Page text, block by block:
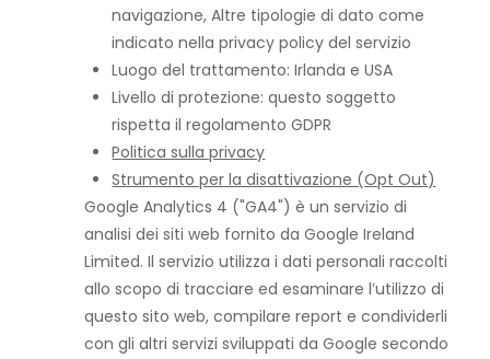
navigazione, Altre tipologie di dato come
indicato nella privacy policy del servizio
Luogo del trattamento: Irlanda e USA
Livello di protezione: questo soggetto
rispetta il regolamento GDPR
Politica sulla privacy
Strumento per la disattivazione (Opt Out)
Google Analytics 4 ("GA4") è un servizio di
analisi dei siti web fornito da Google Ireland
Limited. Il servizio utilizza i dati personali raccolti
allo scopo di tracciare ed esaminare l’utilizzo di
questo sito web, compilare report e condividerli
con gli altri servizi sviluppati da Google secondo